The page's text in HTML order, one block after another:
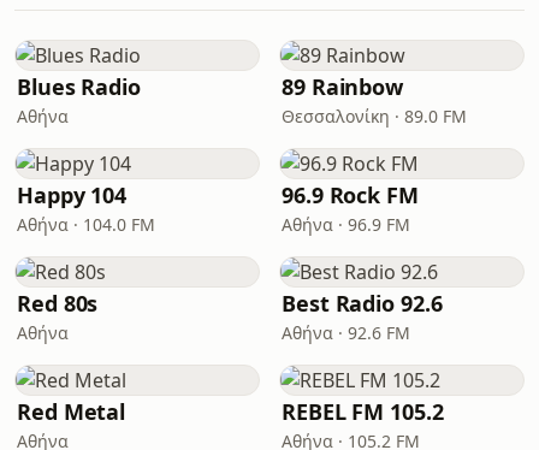
Blues Radio
Αθήνα
89 Rainbow
Θεσσαλονίκη · 89.0 FM
Happy 104
Αθήνα · 104.0 FM
96.9 Rock FM
Αθήνα · 96.9 FM
Red 80s
Αθήνα
Best Radio 92.6
Αθήνα · 92.6 FM
Red Metal
Αθήνα
REBEL FM 105.2
Αθήνα · 105.2 FM